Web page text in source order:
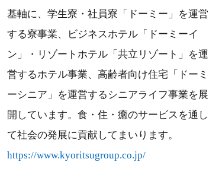
基軸に、学生寮・社員寮「ドーミー」を運営
する寮事業、ビジネスホテル「ドーミーイ
ン」・リゾートホテル「共立リゾート」を運
営するホテル事業、高齢者向け住宅「ドーミ
ーシニア」を運営するシニアライフ事業を展
開しています。食・住・癒のサービスを通し
て社会の発展に貢献してまいります。
https://www.kyoritsugroup.co.jp/